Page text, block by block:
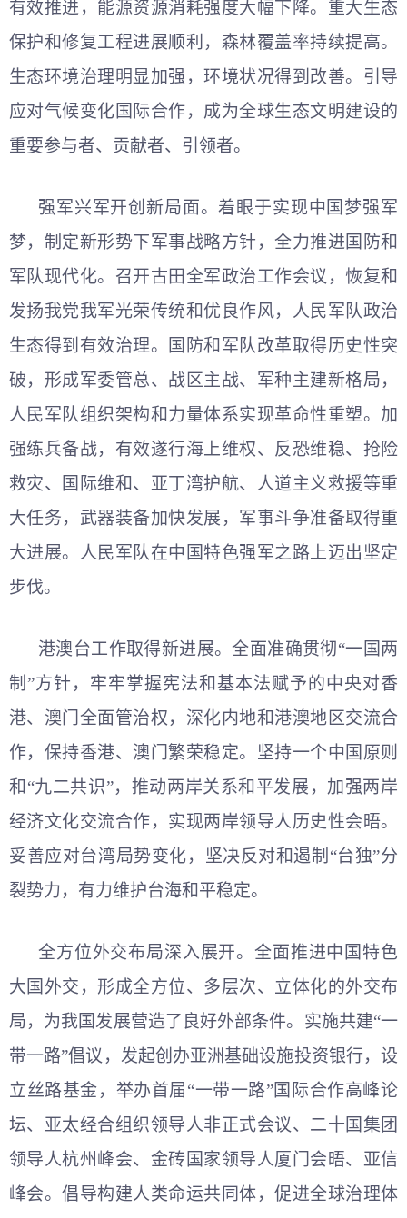
有效推进，能源资源消耗强度大幅下降。重大生态
保护和修复工程进展顺利，森林覆盖率持续提高。
生态环境治理明显加强，环境状况得到改善。引导
应对气候变化国际合作，成为全球生态文明建设的
重要参与者、贡献者、引领者。
强军兴军开创新局面。着眼于实现中国梦强军
梦，制定新形势下军事战略方针，全力推进国防和
军队现代化。召开古田全军政治工作会议，恢复和
发扬我党我军光荣传统和优良作风，人民军队政治
生态得到有效治理。国防和军队改革取得历史性突
破，形成军委管总、战区主战、军种主建新格局，
人民军队组织架构和力量体系实现革命性重塑。加
强练兵备战，有效遂行海上维权、反恐维稳、抢险
救灾、国际维和、亚丁湾护航、人道主义救援等重
大任务，武器装备加快发展，军事斗争准备取得重
大进展。人民军队在中国特色强军之路上迈出坚定
步伐。
港澳台工作取得新进展。全面准确贯彻“一国两
制”方针，牢牢掌握宪法和基本法赋予的中央对香
港、澳门全面管治权，深化内地和港澳地区交流合
作，保持香港、澳门繁荣稳定。坚持一个中国原则
和“九二共识”，推动两岸关系和平发展，加强两岸
经济文化交流合作，实现两岸领导人历史性会晤。
妥善应对台湾局势变化，坚决反对和遏制“台独”分
裂势力，有力维护台海和平稳定。
全方位外交布局深入展开。全面推进中国特色
大国外交，形成全方位、多层次、立体化的外交布
局，为我国发展营造了良好外部条件。实施共建“一
带一路”倡议，发起创办亚洲基础设施投资银行，设
立丝路基金，举办首届“一带一路”国际合作高峰论
坛、亚太经合组织领导人非正式会议、二十国集团
领导人杭州峰会、金砖国家领导人厦门会晤、亚信
峰会。倡导构建人类命运共同体，促进全球治理体